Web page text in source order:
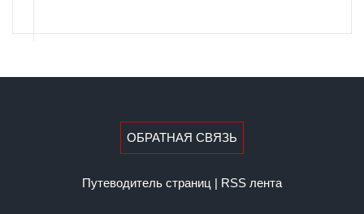
ОБРАТНАЯ СВЯЗЬ
Путеводитель страниц | RSS лента